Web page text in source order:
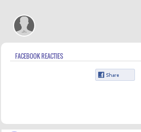
FACEBOOK REACTIES